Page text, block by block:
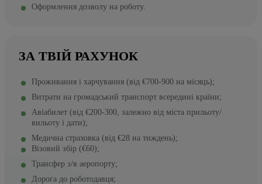
Оформлення дозволу на роботу.
ЗА ТВІЙ РАХУНОК
Проживання і харчування (від €700-900 на місяць);
Витрати на громадський транспорт всередині країни;
Авіабилет (від €200-300, залежно від міста прильоту/
вильоту і дати);
Медична страховка (від €28 на тиждень);
Візовий збір (€60);
Трансфер з/в аеропорту;
Дорога до роботодавця;